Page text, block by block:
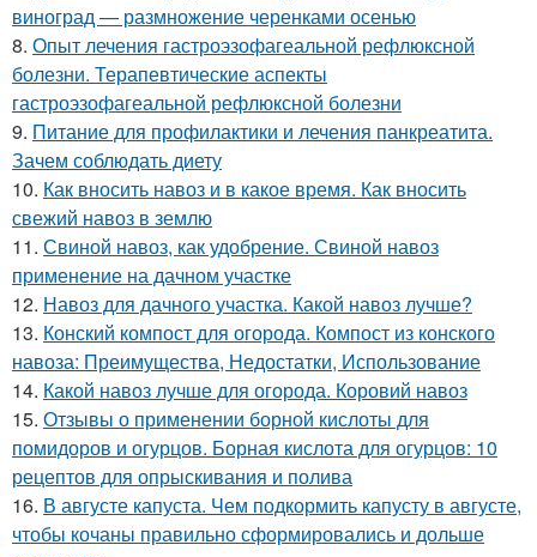
виноград — размножение черенками осенью
8. Опыт лечения гастроэзофагеальной рефлюксной
болезни. Терапевтические аспекты
гастроэзофагеальной рефлюксной болезни
9. Питание для профилактики и лечения панкреатита.
Зачем соблюдать диету
10. Как вносить навоз и в какое время. Как вносить
свежий навоз в землю
11. Свиной навоз, как удобрение. Свиной навоз
применение на дачном участке
12. Навоз для дачного участка. Какой навоз лучше?
13. Конский компост для огорода. Компост из конского
навоза: Преимущества, Недостатки, Использование
14. Какой навоз лучше для огорода. Коровий навоз
15. Отзывы о применении борной кислоты для
помидоров и огурцов. Борная кислота для огурцов: 10
рецептов для опрыскивания и полива
16. В августе капуста. Чем подкормить капусту в августе,
чтобы кочаны правильно сформировались и дольше